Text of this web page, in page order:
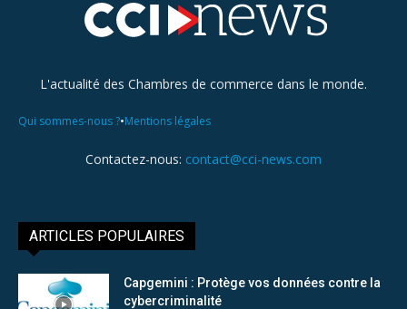
L'actualité des Chambres de commerce dans le monde.
Qui sommes-nous ?•Mentions légales
Contactez-nous: contact@cci-news.com
ARTICLES POPULAIRES
Capgemini : Protège vos données contre la
cybercriminalité